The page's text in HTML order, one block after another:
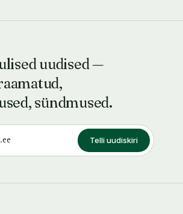
uudised —
sündmused.
Telli uudiskiri